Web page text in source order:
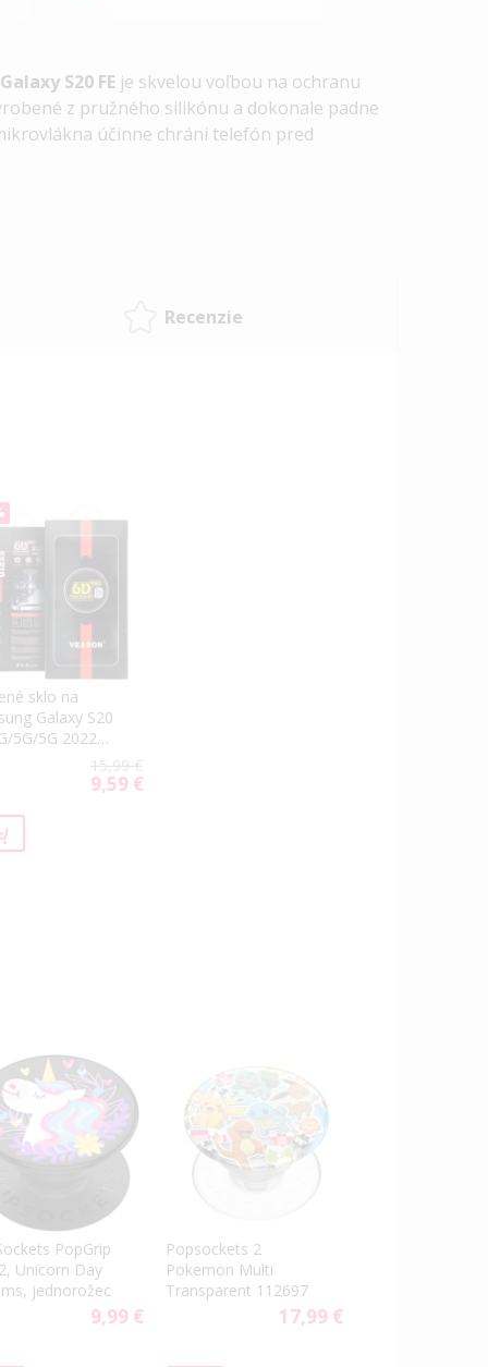
S20 FE je skvelou voľbou na ochranu
z pružného silikónu a dokonale padne
účinne chráni telefón pred
Recenzie
sklo na
Galaxy S20
5G/5G 2022
čierne
15,99 €
Special
9,59 €
PopGrip
Unicorn Day
jednorožec
9,99 €
Popsockets 2
Pokemon Multi
Transparent 112697
17,99 €